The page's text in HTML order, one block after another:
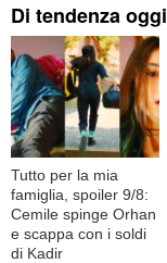
Di tendenza oggi
Tutto per la mia
famiglia, spoiler 9/8:
Cemile spinge Orhan
e scappa con i soldi
di Kadir